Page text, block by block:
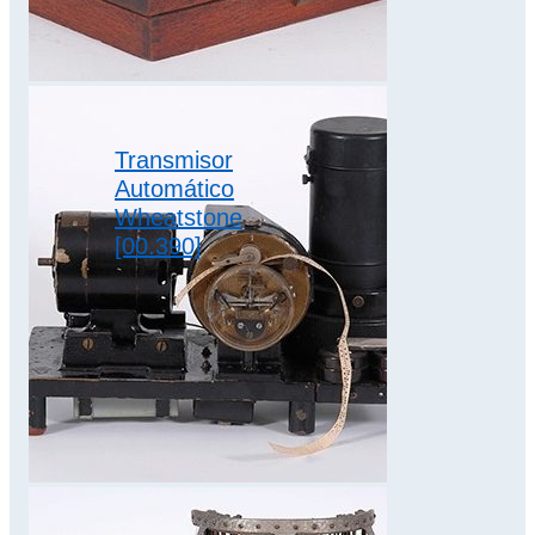
del siglo XX con…
Transmisor
Automático
Wheatstone
[00.390]
Para una
transmisión más
rápida y regular de
las señales morse,
se empleaba una
cinta previamente…